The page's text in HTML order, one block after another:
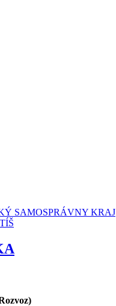
SAMOSPRÁVNY KRAJ